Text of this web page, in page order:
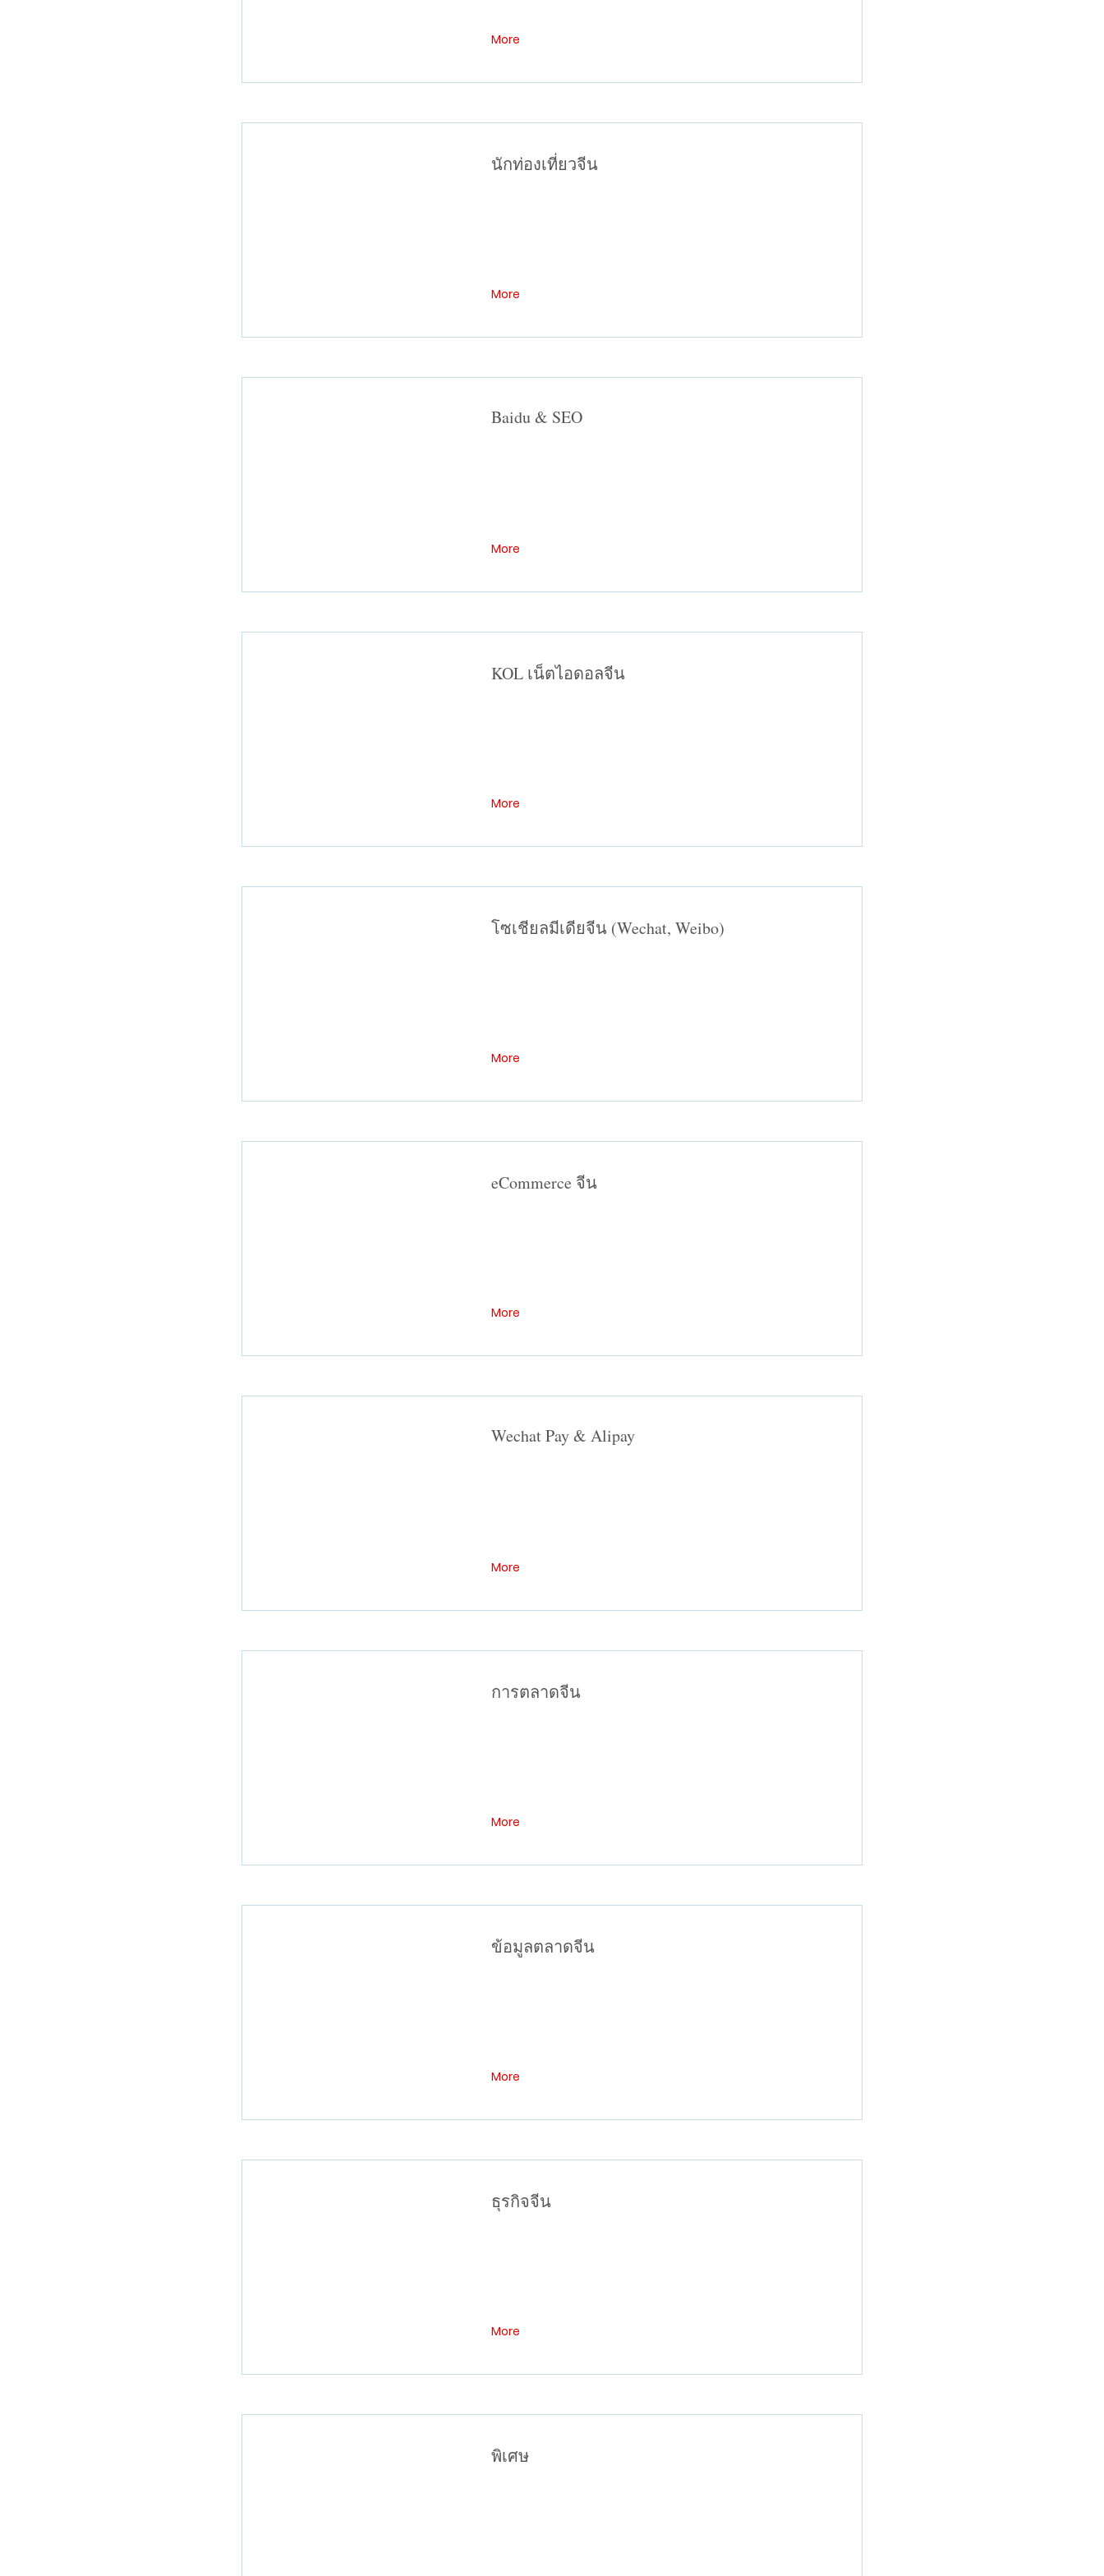
More
นักท่องเที่ยวจีน
More
Baidu & SEO
More
KOL เน็ตไอดอลจีน
More
โซเชียลมีเดียจีน (Wechat, Weibo)
More
eCommerce จีน
More
Wechat Pay & Alipay
More
การตลาดจีน
More
ข้อมูลตลาดจีน
More
ธุรกิจจีน
More
พิเศษ